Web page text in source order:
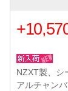
NZXT製、シ
アルチャン